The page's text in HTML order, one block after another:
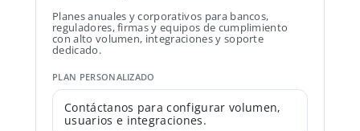
Planes anuales y corporativos para bancos,
reguladores, firmas y equipos de cumplimiento
con alto volumen, integraciones y soporte
dedicado.
PLAN PERSONALIZADO
Contáctanos para configurar volumen,
usuarios e integraciones.